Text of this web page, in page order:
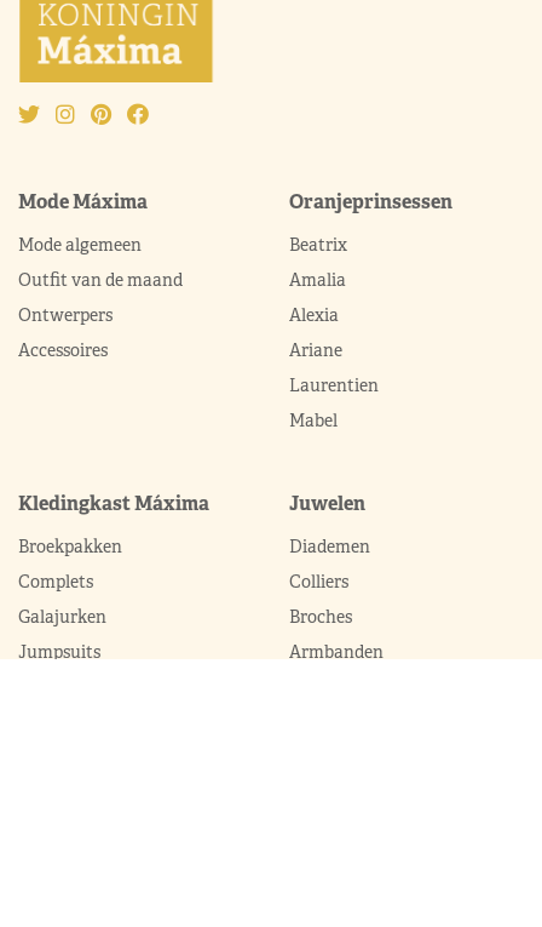
Mode Máxima
Mode algemeen
Outfit van de maand
Ontwerpers
Accessoires
Oranjeprinsessen
Beatrix
Amalia
Alexia
Ariane
Laurentien
Mabel
Kledingkast Máxima
Broekpakken
Complets
Galajurken
Jumpsuits
Juwelen
Diademen
Colliers
Broches
Armbanden